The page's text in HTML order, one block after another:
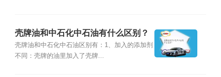
壳牌油和中石化中石油有什么区别？
壳牌油和中石化中石油区别有：1、加入的添加剂
不同：壳牌的油里加入了壳牌...